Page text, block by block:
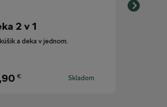
2 v 1
a deka v jednom.
€ Skladom